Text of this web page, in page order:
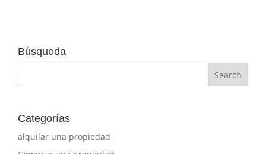
Búsqueda
Categorías
alquilar una propiedad